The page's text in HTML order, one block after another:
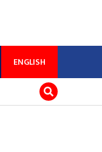
ENGLISH